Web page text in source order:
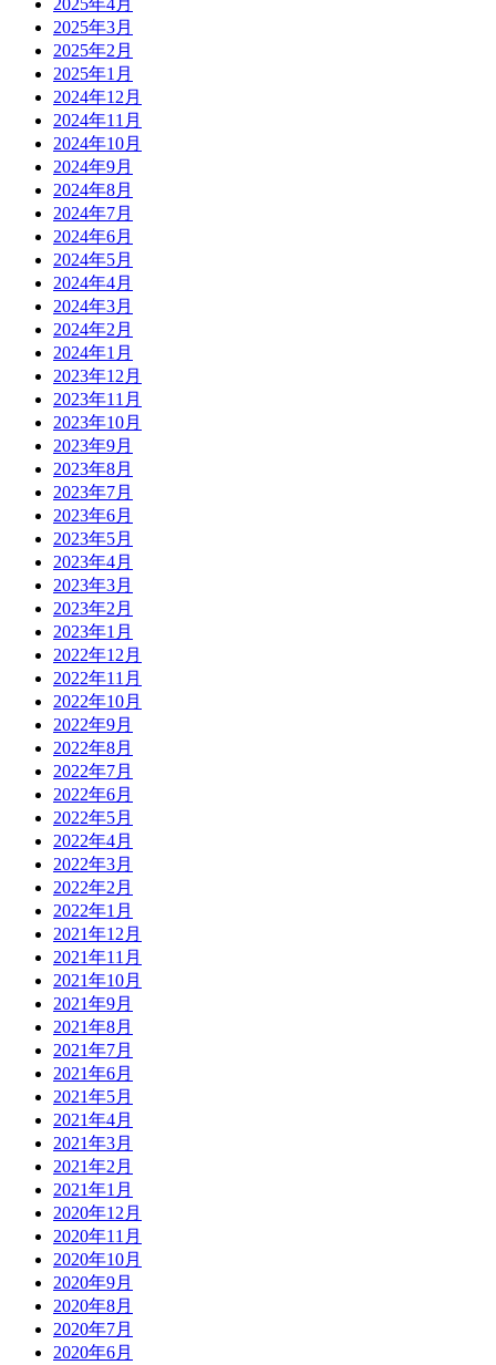
2025年4月
2025年3月
2025年2月
2025年1月
2024年12月
2024年11月
2024年10月
2024年9月
2024年8月
2024年7月
2024年6月
2024年5月
2024年4月
2024年3月
2024年2月
2024年1月
2023年12月
2023年11月
2023年10月
2023年9月
2023年8月
2023年7月
2023年6月
2023年5月
2023年4月
2023年3月
2023年2月
2023年1月
2022年12月
2022年11月
2022年10月
2022年9月
2022年8月
2022年7月
2022年6月
2022年5月
2022年4月
2022年3月
2022年2月
2022年1月
2021年12月
2021年11月
2021年10月
2021年9月
2021年8月
2021年7月
2021年6月
2021年5月
2021年4月
2021年3月
2021年2月
2021年1月
2020年12月
2020年11月
2020年10月
2020年9月
2020年8月
2020年7月
2020年6月